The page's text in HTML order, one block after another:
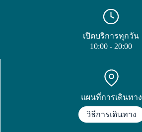
เปิดบริการทุกวัน
10:00 - 20:00
แผนที่การเดินทาง
วิธีการเดินทาง